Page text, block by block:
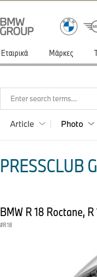
Εταιρικά Μάρκες
Enter search terms...
Article Photo
PRESSCLUB
BMW R 18 Roctane,
R 18